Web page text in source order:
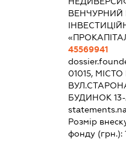
ВЕНЧУРНИЙ
45569941
01015, МІСТО
БУДИНОК
Розмір
фонду (грн.):